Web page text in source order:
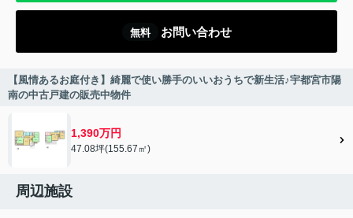
無料 お問い合わせ
【風情あるお庭付き】綺麗で使い勝手のいいおうちで新生活♪宇都宮市陽
南の中古戸建の販売中物件
1,390万円
47.08坪(155.67㎡)
周辺施設